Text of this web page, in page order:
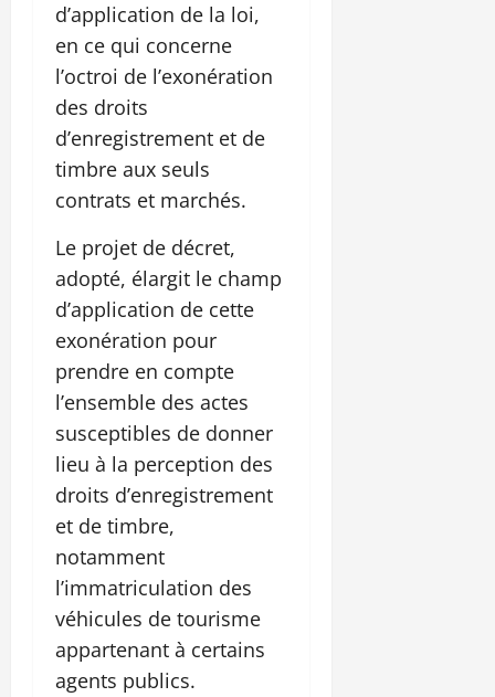
d’application de la loi,
en ce qui concerne
l’octroi de l’exonération
des droits
d’enregistrement et de
timbre aux seuls
contrats et marchés.
Le projet de décret,
adopté, élargit le champ
d’application de cette
exonération pour
prendre en compte
l’ensemble des actes
susceptibles de donner
lieu à la perception des
droits d’enregistrement
et de timbre,
notamment
l’immatriculation des
véhicules de tourisme
appartenant à certains
agents publics.